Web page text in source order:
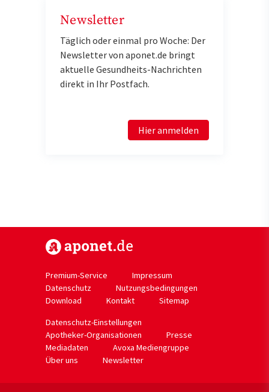
Newsletter
Täglich oder einmal pro Woche: Der
Newsletter von aponet.de bringt
aktuelle Gesundheits-Nachrichten
direkt in Ihr Postfach.
Hier anmelden
Premium-Service
Impressum
Datenschutz
Nutzungsbedingungen
Download
Kontakt
Sitemap
Datenschutz-Einstellungen
Apotheker-Organisationen
Presse
Mediadaten
Avoxa Mediengruppe
Über uns
Newsletter